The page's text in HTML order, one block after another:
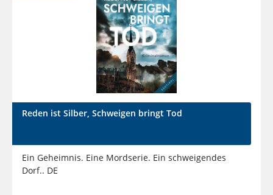
Reden ist Silber, Schweigen bringt Tod
Ein Geheimnis. Eine Mordserie. Ein schweigendes
Dorf.. DE